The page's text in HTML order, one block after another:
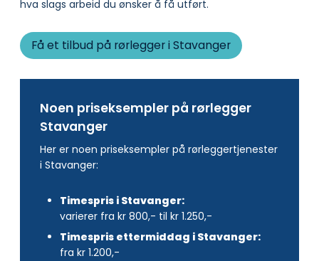
hva slags arbeid du ønsker å få utført.
Få et tilbud på rørlegger i Stavanger
Noen priseksempler på rørlegger
Stavanger
Her er noen priseksempler på rørleggertjenester
i Stavanger:
Timespris i Stavanger:
varierer fra kr 800,- til kr 1.250,-
Timespris ettermiddag i Stavanger:
fra kr 1.200,-